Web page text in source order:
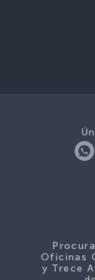
Oficinas
y Trece